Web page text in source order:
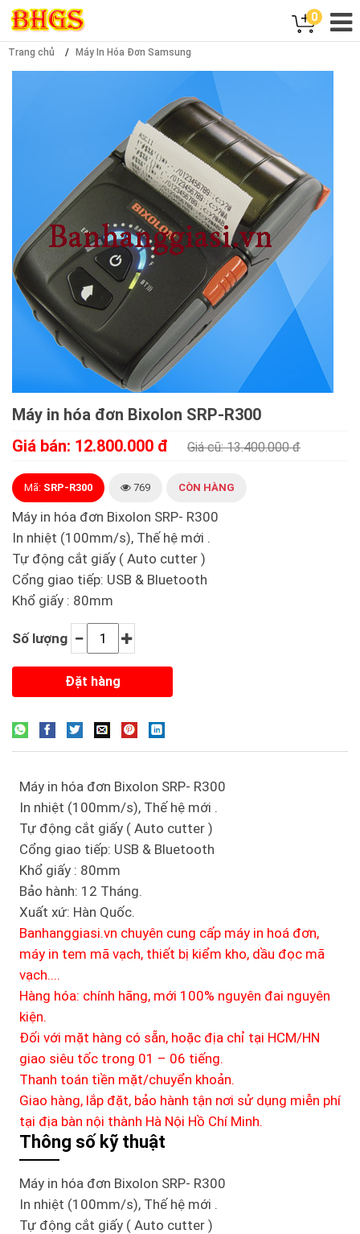
0
Trang chủ Máy In Hóa Đơn Samsung
Máy in hóa đơn Bixolon SRP-R300
Giá bán: 12.800.000 đ
Giá cũ: 13.400.000 đ
Mã: SRP-R300 769 CÒN HÀNG
Máy in hóa đơn Bixolon SRP- R300
In nhiệt (100mm/s), Thế hệ mới .
Tự động cắt giấy ( Auto cutter )
Cổng giao tiếp: USB & Bluetooth
Khổ giấy : 80mm
Số lượng
Máy in hóa đơn Bixolon SRP- R300
In nhiệt (100mm/s), Thế hệ mới .
Tự động cắt giấy ( Auto cutter )
Cổng giao tiếp: USB & Bluetooth
Khổ giấy : 80mm
Bảo hành: 12 Tháng.
Xuất xứ: Hàn Quốc.
Banhanggiasi.vn chuyên cung cấp máy in hoá đơn,
máy in tem mã vạch, thiết bị kiểm kho, dầu đọc mã
vạch....
Hàng hóa: chính hãng, mới 100% nguyên đai nguyên
kiện.
Đối với mặt hàng có sẵn, hoặc địa chỉ tại HCM/HN
giao siêu tốc trong 01 – 06 tiếng.
Thanh toán tiền mặt/chuyển khoản.
Giao hàng, lắp đặt, bảo hành tận nơi sử dụng miễn phí
tại địa bàn nội thành Hà Nội Hồ Chí Minh.
Thông số kỹ thuật
Máy in hóa đơn Bixolon SRP- R300
In nhiệt (100mm/s), Thế hệ mới .
Tự động cắt giấy ( Auto cutter )